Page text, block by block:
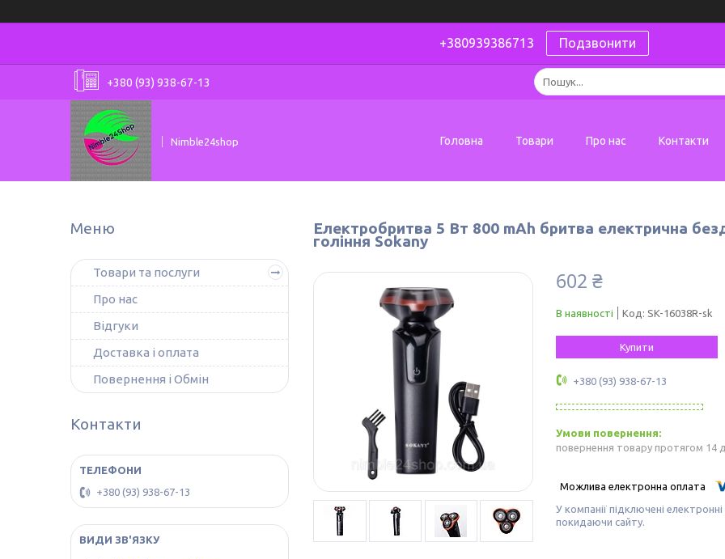
+380939386713 Подзвонити
+380 (93) 938-67-13
Nimble24shop Головна Товари Про нас Контакти
Електробритва 5 Вт 800 mAh бритва електрична
гоління Sokany
602 ₴
В наявності Код: SK-16038R-sk
Купити
+380 (93) 938-67-13
повернення товару протягом 14
У компанії підключені
покидаючи сайту.
Товари та послуги
Про нас
Відгуки
Доставка і оплата
Повернення і Обмін
Контакти
+380 (93) 938-67-13